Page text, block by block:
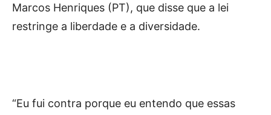
Marcos Henriques (PT), que disse que a lei
restringe a liberdade e a diversidade.
“Eu fui contra porque eu entendo que essas